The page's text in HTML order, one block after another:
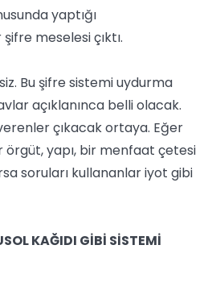
yaptığı
meselesi çıktı.
Bu şifre sistemi uydurma
açıklanınca belli olacak.
çıkacak ortaya. Eğer
örgüt, yapı, bir menfaat çetesi
soruları kullananlar iyot gibi
KAĞIDI GİBİ SİSTEMİ